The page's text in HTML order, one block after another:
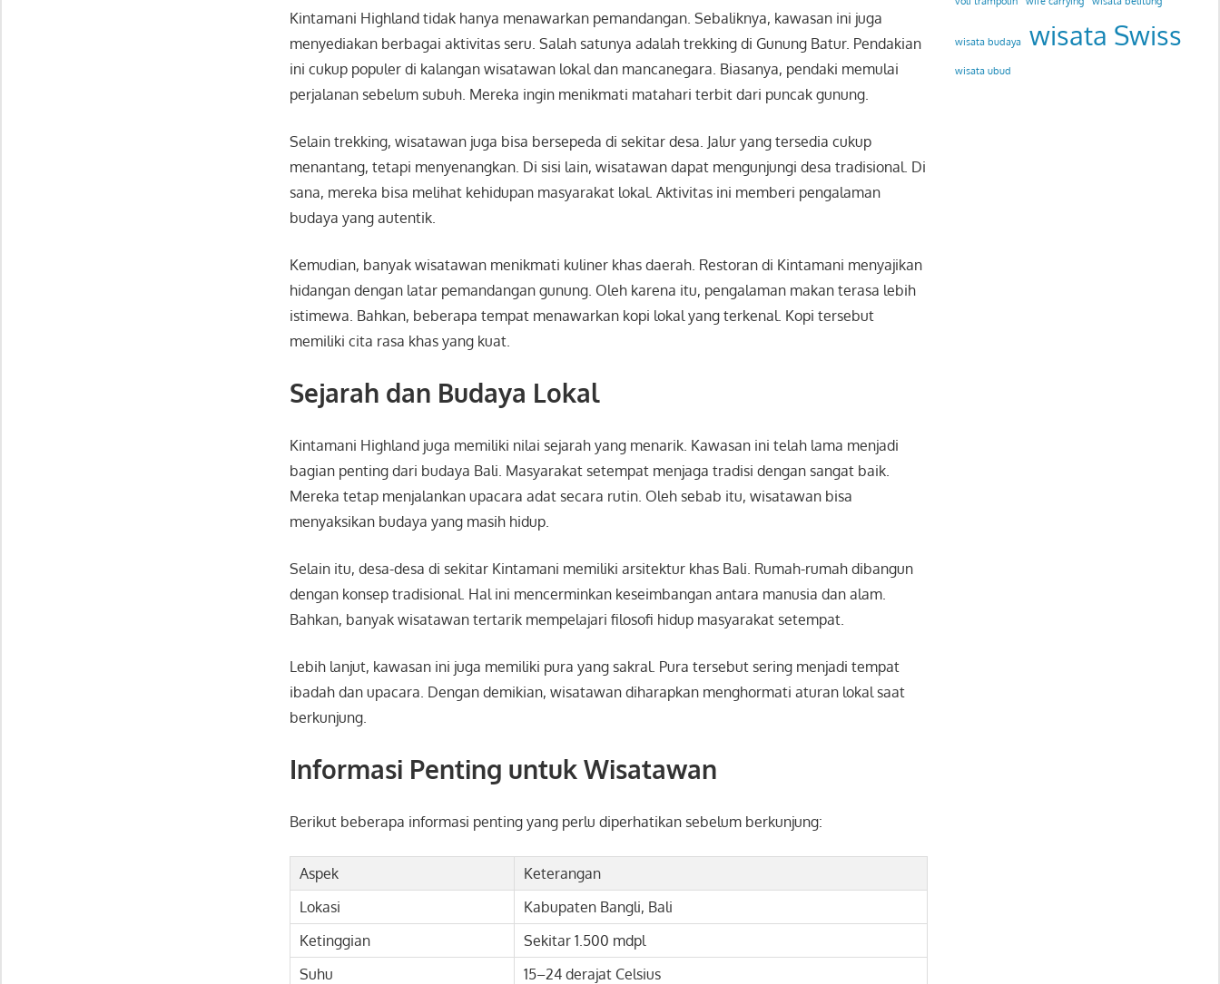
Kintamani Highland tidak hanya menawarkan pemandangan. Sebaliknya, kawasan ini juga
menyediakan berbagai aktivitas seru. Salah satunya adalah trekking di Gunung Batur. Pendakian
ini cukup populer di kalangan wisatawan lokal dan mancanegara. Biasanya, pendaki memulai
perjalanan sebelum subuh. Mereka ingin menikmati matahari terbit dari puncak gunung.
Selain trekking, wisatawan juga bisa bersepeda di sekitar desa. Jalur yang tersedia cukup
menantang, tetapi menyenangkan. Di sisi lain, wisatawan dapat mengunjungi desa tradisional. Di
sana, mereka bisa melihat kehidupan masyarakat lokal. Aktivitas ini memberi pengalaman
budaya yang autentik.
Kemudian, banyak wisatawan menikmati kuliner khas daerah. Restoran di Kintamani menyajikan
hidangan dengan latar pemandangan gunung. Oleh karena itu, pengalaman makan terasa lebih
istimewa. Bahkan, beberapa tempat menawarkan kopi lokal yang terkenal. Kopi tersebut
memiliki cita rasa khas yang kuat.
Sejarah dan Budaya Lokal
Kintamani Highland juga memiliki nilai sejarah yang menarik. Kawasan ini telah lama menjadi
bagian penting dari budaya Bali. Masyarakat setempat menjaga tradisi dengan sangat baik.
Mereka tetap menjalankan upacara adat secara rutin. Oleh sebab itu, wisatawan bisa
menyaksikan budaya yang masih hidup.
Selain itu, desa-desa di sekitar Kintamani memiliki arsitektur khas Bali. Rumah-rumah dibangun
dengan konsep tradisional. Hal ini mencerminkan keseimbangan antara manusia dan alam.
Bahkan, banyak wisatawan tertarik mempelajari filosofi hidup masyarakat setempat.
Lebih lanjut, kawasan ini juga memiliki pura yang sakral. Pura tersebut sering menjadi tempat
ibadah dan upacara. Dengan demikian, wisatawan diharapkan menghormati aturan lokal saat
berkunjung.
Informasi Penting untuk Wisatawan
Berikut beberapa informasi penting yang perlu diperhatikan sebelum berkunjung:
Aspek
Keterangan
Lokasi
Kabupaten Bangli, Bali
Ketinggian
Sekitar 1.500 mdpl
Suhu
15–24 derajat Celsius
wisata budaya wisata Swiss
wisata ubud